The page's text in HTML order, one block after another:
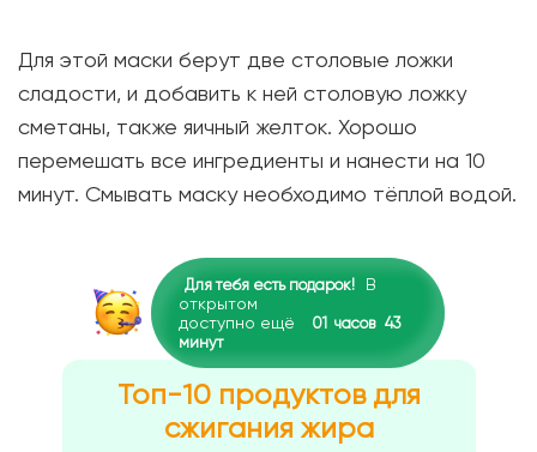
Для этой маски берут две столовые ложки
сладости, и добавить к ней столовую ложку
сметаны, также яичный желток. Хорошо
перемешать все ингредиенты и нанести на 10
минут. Смывать маску необходимо тёплой водой.
Для тебя есть подарок!
В
открытом
доступно ещё
01 часов 43
минут
Топ-10 продуктов для
сжигания жира